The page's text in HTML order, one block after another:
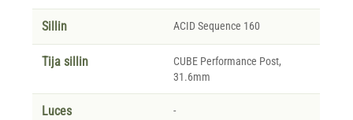
Sillin ACID Sequence 160
Tija sillin
CUBE Performance Post,
31.6mm
Luces -